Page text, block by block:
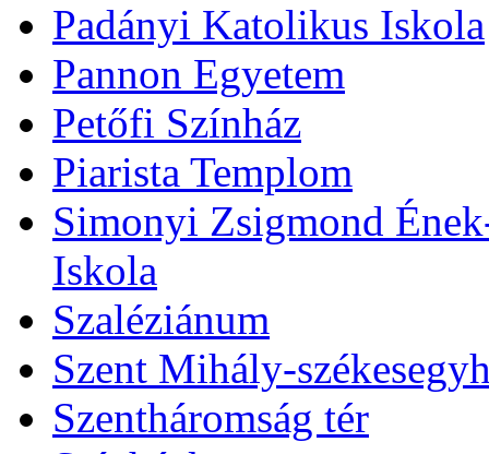
Padányi Katolikus Iskola
Pannon Egyetem
Petőfi Színház
Piarista Templom
Simonyi Zsigmond
Iskola
Szaléziánum
Szent Mihály-
Szentháromság tér